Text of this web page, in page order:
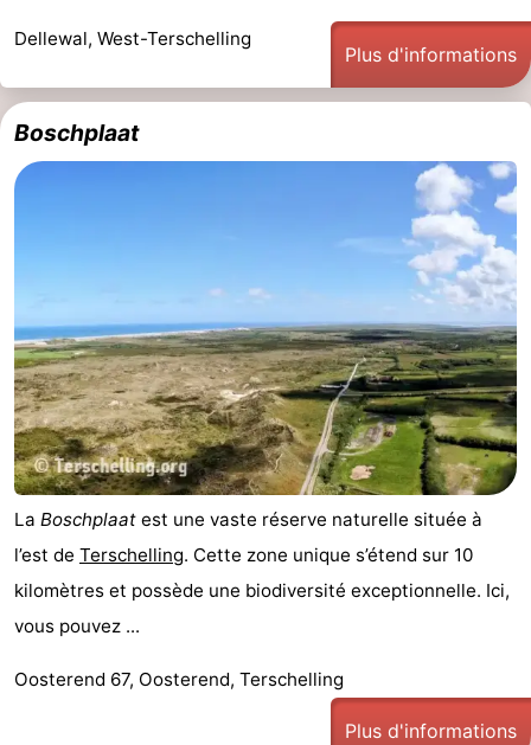
Peche
Sportive
-
Equitation
-
Promenade
Observation
Forum
Route
-
Stationnement
Saut
Wadden
Médicales
Région
Friesland
Dellewal, West-Terschelling
Plus d'informations
Boschplaat
La Boschplaat est une vaste réserve naturelle située à
l’est de Terschelling. Cette zone unique s’étend sur 10
kilomètres et possède une biodiversité exceptionnelle. Ici,
vous pouvez ...
Oosterend 67, Oosterend, Terschelling
Plus d'informations